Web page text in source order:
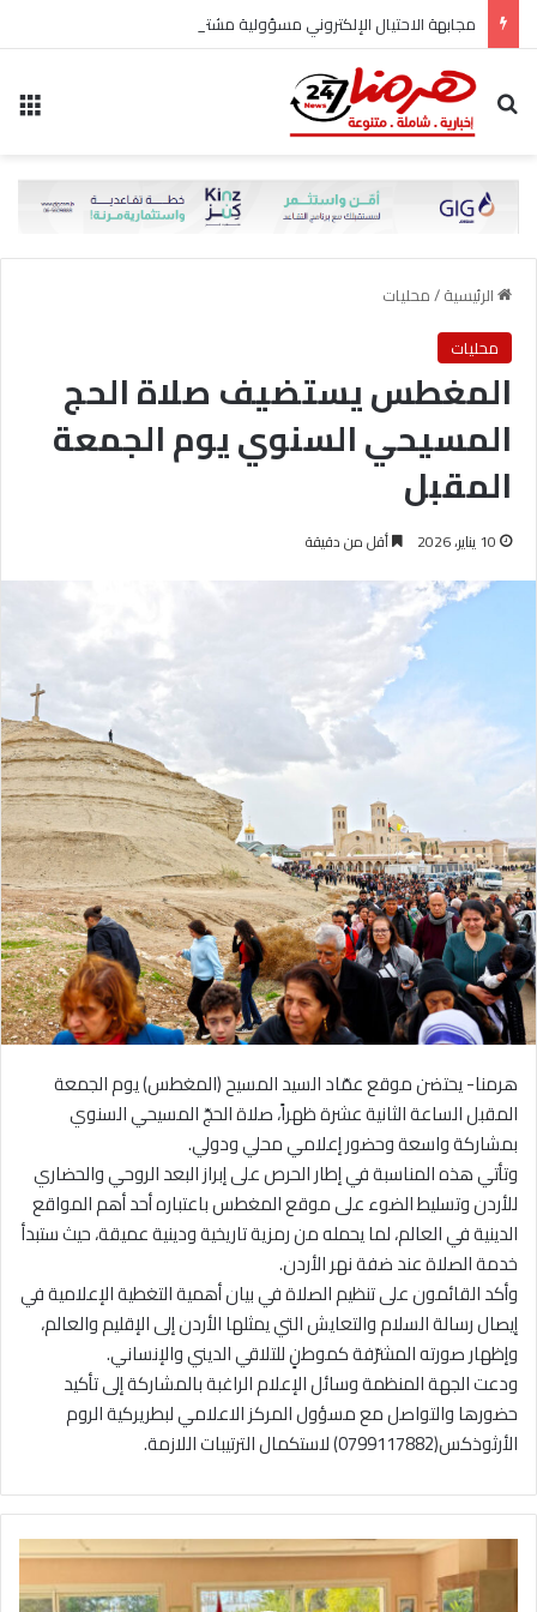
مجابهة الاحتيال الإلكتروني مسؤولية مشتركة
بحث عن
الرئيسية/محليات
محليات
المغطس يستضيف صلاة الحج
المسيحي السنوي يوم الجمعة
المقبل
10 يناير، 2026 أقل من دقيقة
هرمنا- يحتضن موقع عمّاد السيد المسيح (المغطس) يوم الجمعة
المقبل الساعة الثانية عشرة ظهراً، صلاة الحجّ المسيحي السنوي
بمشاركة واسعة وحضور إعلامي محلي ودولي.
وتأتي هذه المناسبة في إطار الحرص على إبراز البعد الروحي والحضاري
للأردن وتسليط الضوء على موقع المغطس باعتباره أحد أهم المواقع
الدينية في العالم، لما يحمله من رمزية تاريخية ودينية عميقة، حيث ستبدأ
خدمة الصلاة عند ضفة نهر الأردن.
وأكد القائمون على تنظيم الصلاة في بيان أهمية التغطية الإعلامية في
إيصال رسالة السلام والتعايش التي يمثلها الأردن إلى الإقليم والعالم،
وإظهار صورته المشرّفة كموطنٍ للتلاقي الديني والإنساني.
ودعت الجهة المنظمة وسائل الإعلام الراغبة بالمشاركة إلى تأكيد
حضورها والتواصل مع مسؤول المركز الاعلامي لبطريركية الروم
الأرثوذكس(0799117882) لاستكمال الترتيبات اللازمة.
ئ